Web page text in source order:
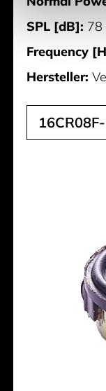
SPL [dB]: 78
Frequency
Hersteller: